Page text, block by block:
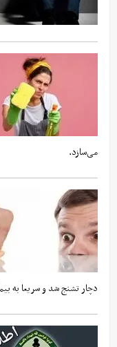
می‌سازد.
دچار تشنج شد و سریعا به